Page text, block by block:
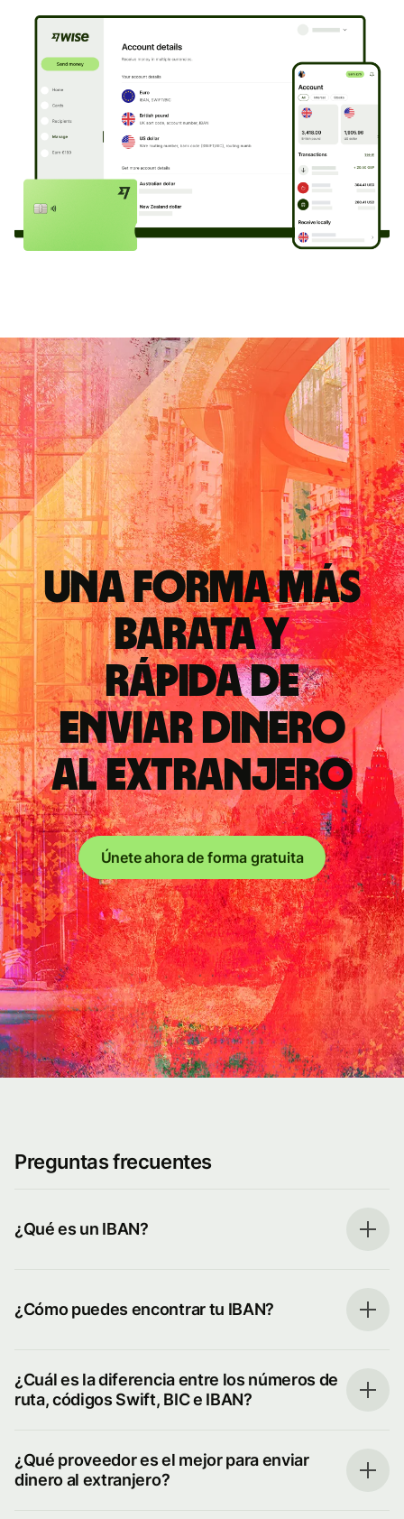
Una forma más
barata y
rápida de
enviar dinero
al extranjero
Únete ahora de forma gratuita
Preguntas frecuentes
¿Qué es un IBAN?
¿Cómo puedes encontrar tu IBAN?
¿Cuál es la diferencia entre los números de
ruta, códigos Swift, BIC e IBAN?
¿Qué proveedor es el mejor para enviar
dinero al extranjero?